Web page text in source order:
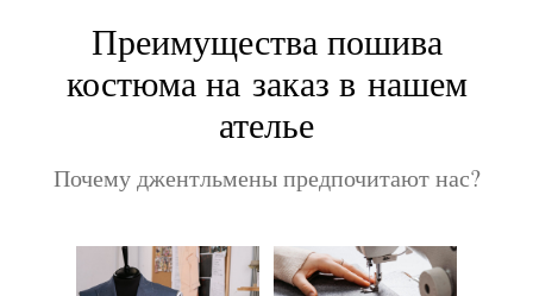
Преимущества пошива
костюма на заказ в нашем
ателье
Почему джентльмены предпочитают нас?